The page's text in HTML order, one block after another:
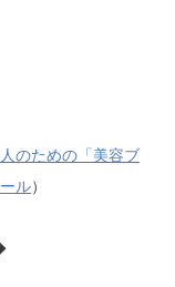
のための「美容ブ
ル）